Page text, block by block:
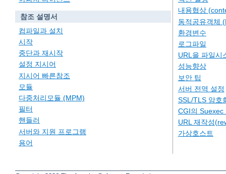
참조 설명서
컴파일과 설치
시작
중단과 재시작
설정 지시어
지시어 빠른참조
모듈
다중처리모듈 (MPM)
필터
핸들러
서버와 지원 프로그램
용어
내용협상
동적공유객체
환경변수
로그파일
URL을 파일시
성능향상
보안 팁
서버 전역 설정
SSL/TLS 암호
CGI의 Suexec
URL 재작성
가상호스트